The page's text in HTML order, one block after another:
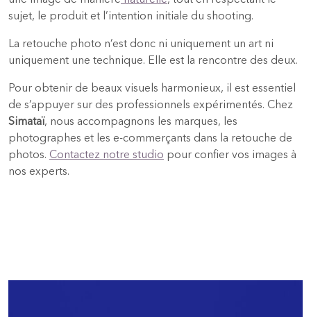
sujet, le produit et l’intention initiale du shooting.
La retouche photo n’est donc ni uniquement un art ni
uniquement une technique. Elle est la rencontre des deux.
Pour obtenir de beaux visuels harmonieux, il est essentiel
de s’appuyer sur des professionnels expérimentés. Chez
Simataï, nous accompagnons les marques, les
photographes et les e-commerçants dans la retouche de
photos. Contactez notre studio pour confier vos images à
nos experts.